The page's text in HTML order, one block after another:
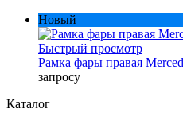
Новый
Быстрый просмотр
Рамка фары правая
запросу
Каталог